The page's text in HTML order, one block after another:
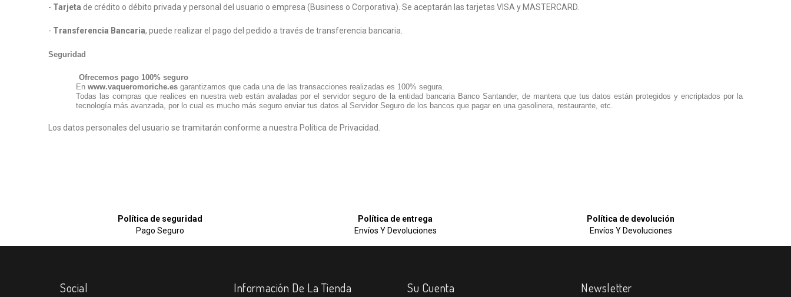
- Tarjeta de crédito o débito privada y personal del usuario o empresa (Business o Corporativa). Se aceptarán las tarjetas VISA y MASTERCARD.
- Transferencia Bancaria, puede realizar el pago del pedido a través de transferencia bancaria.
Seguridad
Ofrecemos pago 100% seguro
Enwww.vaqueromoriche.es garantizamos que cada una de las transacciones realizadas es 100% segura.
Todas las compras que realices en nuestra web están avaladas por el servidor seguro de la entidad bancaria Banco Santander, de mantera que tus datos están protegidos y encriptados por la
tecnología más avanzada, por lo cual es mucho más seguro enviar tus datos al Servidor Seguro de los bancos que pagar en una gasolinera, restaurante, etc.
Los datos personales del usuario se tramitarán conforme a nuestra Política de Privacidad.
Política de seguridad
Pago Seguro
Política de entrega
Envíos Y Devoluciones
Política de devolución
Envíos Y Devoluciones
Social Información De La Tienda Su Cuenta Newsletter